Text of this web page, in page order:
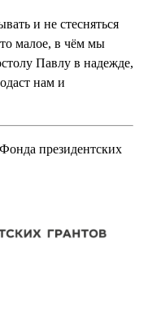
и не стесняться
малое, в чём мы
Павлу в надежде,
нам и
президентских